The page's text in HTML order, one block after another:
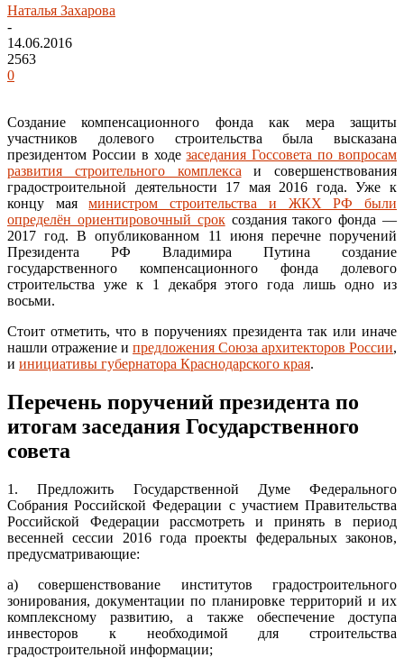
Наталья Захарова
-
14.06.2016
2563
0
Создание компенсационного фонда как мера защиты
участников долевого строительства была высказана
президентом России в ходезаседания Госсовета по вопросам
развития строительного комплекса и совершенствования
градостроительной деятельности 17 мая 2016 года. Уже к
концу маяминистром строительства и ЖКХ РФ были
определён ориентировочный сроксоздания такого фонда —
2017 год. В опубликованном 11 июня перечне поручений
Президента РФ Владимира Путина создание
государственного компенсационного фонда долевого
строительства уже к 1 декабря этого года лишь одно из
восьми.
Стоит отметить, что в поручениях президента так или иначе
нашли отражение и предложения Союза архитекторов России,
и инициативы губернатора Краснодарского края.
Перечень поручений президента по
итогам заседания Государственного
совета
1. Предложить Государственной Думе Федерального
Собрания Российской Федерации с участием Правительства
Российской Федерации рассмотреть и принять в период
весенней сессии 2016 года проекты федеральных законов,
предусматривающие:
а) совершенствование институтов градостроительного
зонирования, документации по планировке территорий и их
комплексному развитию, а также обеспечение доступа
инвесторов к необходимой для строительства
градостроительной информации;